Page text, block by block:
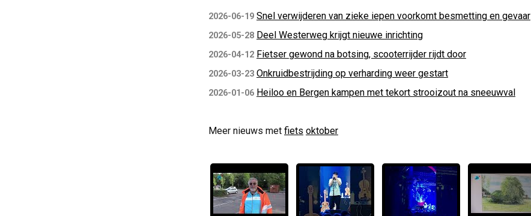
2026-06-19 Snel verwijderen van zieke iepen voorkomt besmetting en gevaar
2026-05-28 Deel Westerweg krijgt nieuwe inrichting
2026-04-12 Fietser gewond na botsing, scooterrijder rijdt door
2026-03-23 Onkruidbestrijding op verharding weer gestart
2026-01-06 Heiloo en Bergen kampen met tekort strooizout na sneeuwval
Meer nieuws met fiets oktober